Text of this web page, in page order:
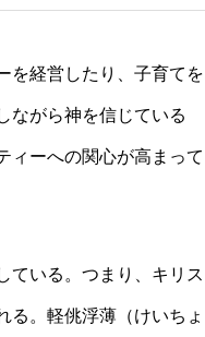
を経営したり、子育てを
ながら神を信じている
ィーへの関心が高まって
ている。つまり、キリス
る。軽佻浮薄（けいちょ